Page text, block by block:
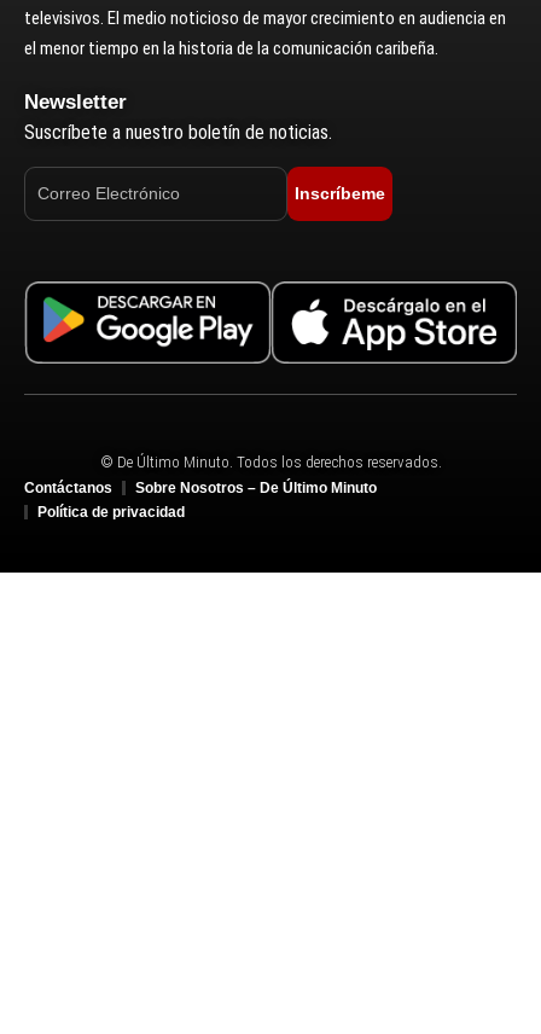
televisivos. El medio noticioso de mayor crecimiento en audiencia en
el menor tiempo en la historia de la comunicación caribeña.
Newsletter
Suscríbete a nuestro boletín de noticias.
Inscríbeme
© De Último Minuto. Todos los derechos reservados.
Contáctanos
Sobre Nosotros – De Último Minuto
Política de privacidad